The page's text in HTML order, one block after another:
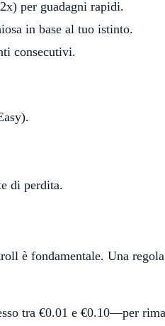
per guadagni rapidi.
in base al tuo istinto.
consecutivi.
di perdita.
è fondamentale. Una
tra €0.01 e €0.10—per